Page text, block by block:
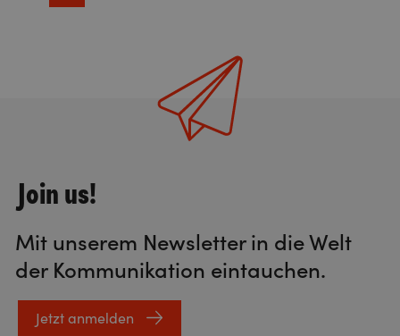
Join us!
Mit unserem Newsletter in die Welt
der Kommunikation eintauchen.
Jetzt anmelden